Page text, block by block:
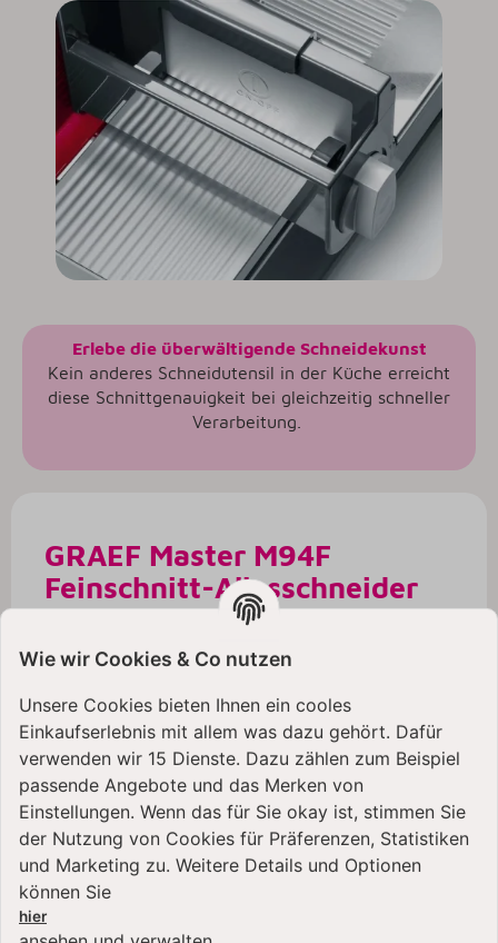
Erlebe die überwältigende Schneidekunst
Kein anderes Schneidutensil in der Küche erreicht
diese Schnittgenauigkeit bei gleichzeitig schneller
Verarbeitung.
GRAEF Master M94F
Feinschnitt-Allesschneider
Stell dir vor, der Duft von frisch aufgeschnittenem
Schinken erfüllt deine Küche. Mit dem Graef
das Vorbereiten deiner Speisen nicht zur Arbeit,
sondern zummeditativen Genussmoment.
Dieser Allesschneider ist weit mehr als ein
Küchengerät – er ist dein Partner für kulinarische
Meisterwerke. Ob du hauchdünne Gemüse-
Variationenfür einen frischen Salat kreierst oder
kräftiges Brot für die Abendjause schneidest:
Jede Scheibe ist ein Beweis für höchste
handwerkliche Qualität „Handmade in Germany“.
Wie wir Cookies & Co nutzen
Unsere Cookies bieten Ihnen ein cooles
Einkaufserlebnis mit allem was dazu gehört. Dafür
verwenden wir 15 Dienste. Dazu zählen zum Beispiel
passende Angebote und das Merken von
Einstellungen. Wenn das für Sie okay ist, stimmen Sie
der Nutzung von Cookies für Präferenzen, Statistiken
und Marketing zu. Weitere Details und Optionen
können Sie
hier